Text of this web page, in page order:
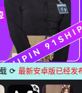
最新安卓版已经发布无